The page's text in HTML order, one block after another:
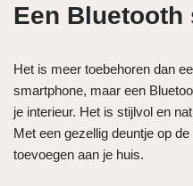
Een Bluetooth
Het is meer toebehoren dan
smartphone, maar een
je interieur. Het is stijlvol en
Met een gezellig deuntje op
toevoegen aan je huis.